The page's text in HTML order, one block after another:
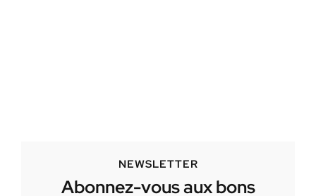
NEWSLETTER
Abonnez-vous aux bons